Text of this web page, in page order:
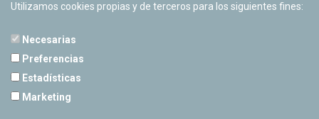
Utilizamos cookies propias y de terceros para los siguientes fines:
Necesarias
Preferencias
Estadísticas
Marketing